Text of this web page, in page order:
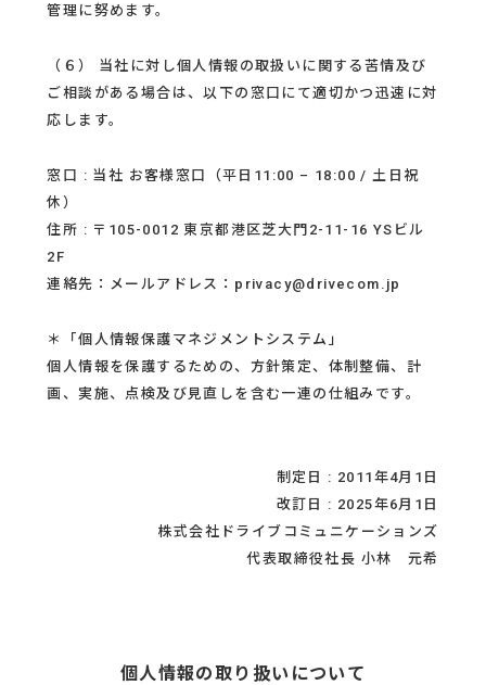
管理に努めます。
（６） 当社に対し個人情報の取扱いに関する苦情及び
ご相談がある場合は、以下の窓口にて適切かつ迅速に対
応します。
窓口 : 当社 お客様窓口（平日11:00 – 18:00 / 土日祝
休）
住所 : 〒105-0012 東京都港区芝大門2-11-16 YSビル
2F
連絡先：メールアドレス：privacy@drivecom.jp
＊「個人情報保護マネジメントシステム」
個人情報を保護するための、方針策定、体制整備、計
画、実施、点検及び見直しを含む一連の仕組みです。
制定日 : 2011年4月1日
改訂日 : 2025年6月1日
株式会社ドライブコミュニケーションズ
代表取締役社長 小林 元希
個人情報の取り扱いについて